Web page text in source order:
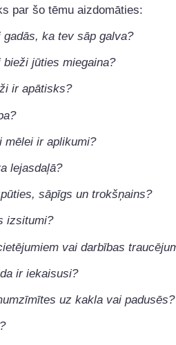
par šo tēmu aizdomāties:
gadās, ka tev sāp galva?
bieži jūties miegaina?
ir apātisks?
mēlei ir aplikumi?
lejasdaļā?
sāpīgs un trokšņains?
izsitumi?
vai darbības
ir iekaisusi?
uz kakla vai padusēs?